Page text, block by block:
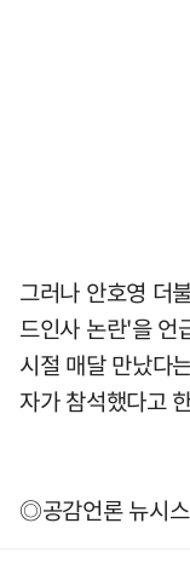
그러나 안호영 더
드인사 논란'을 언
시절 매달 만났다
자가 참석했다고
◎공감언론 뉴시스